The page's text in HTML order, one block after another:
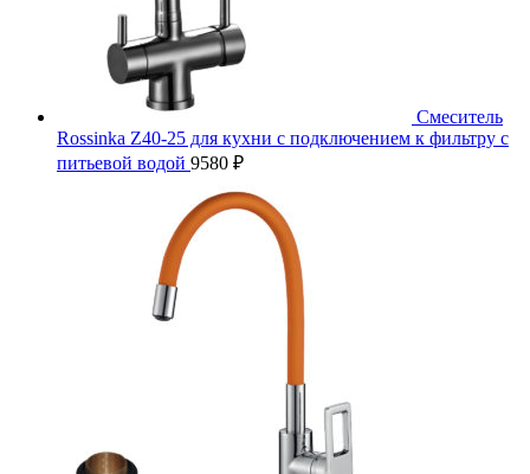
Смеситель
Rossinka Z40-25 для кухни с подключением к фильтру с
питьевой водой 9580 ₽